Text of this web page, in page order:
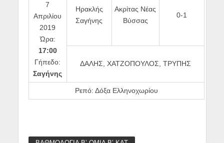
7
Απριλίου
2019
Ώρα:
17:00
Γήπεδο:
Σαγήνης
Ηρακλής
Σαγήνης
Ακρίτας Νέας
Βύσσας
0-1
ΔΑΛΗΣ, ΧΑΤΖΟΠΟΥΛΟΣ, ΤΡΥΠΗΣ
Ρεπό: Δόξα Ελληνοχωρίου